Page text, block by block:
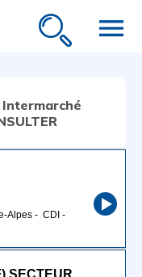
menu
Alpes - CDI -
- EMPLOYE COMMERCIAL (H/F) SECTEUR FRAIS